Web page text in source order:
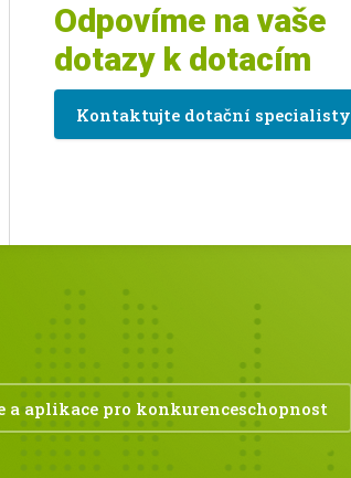
Odpovíme na vaše
dotazy k dotacím
Kontaktujte dotační specialisty
a aplikace pro konkurenceschopnost